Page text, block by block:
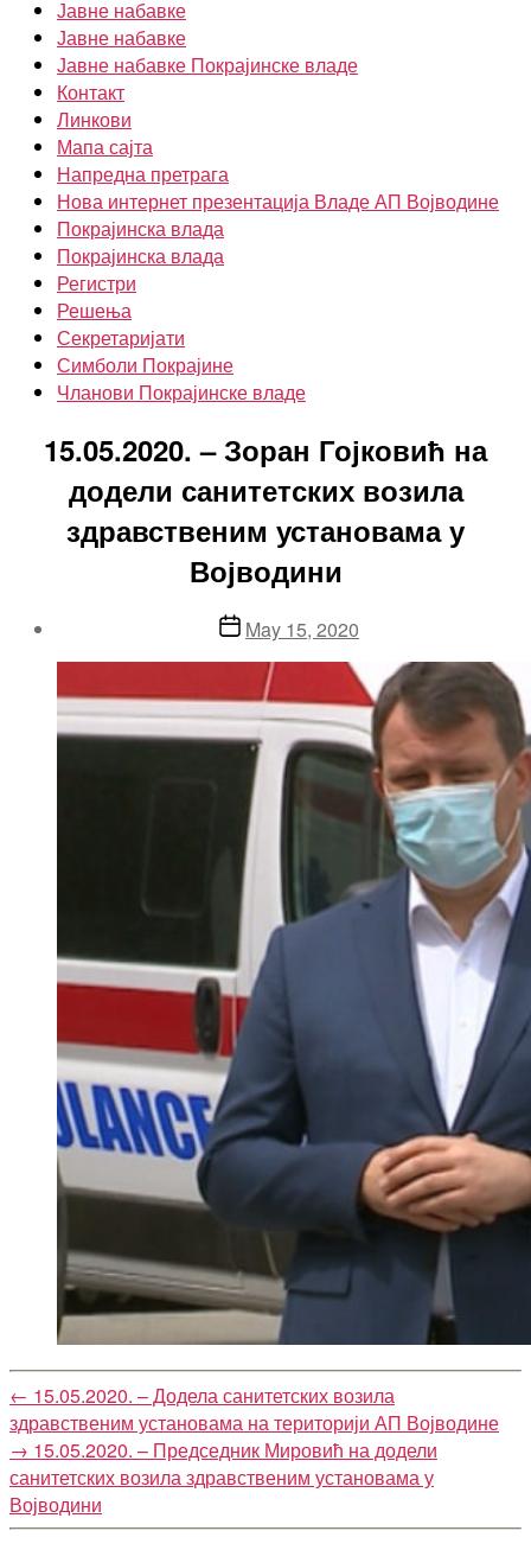
Јавне набавке
Јавне набавке
Јавне набавке Покрајинске владе
Контакт
Линкови
Мапа сајта
Напредна претрага
Нова интернет презентација Владе АП Војводине
Покрајинска влада
Покрајинска влада
Регистри
Решења
Секретаријати
Симболи Покрајине
Чланови Покрајинске владе
15.05.2020. – Зоран Гојковић на
додели санитетских возила
здравственим установама у
Војводини
PostMay 15, 2020
← 15.05.2020. – Додела санитетских возила
здравственим установама на територији АП Војводине
→ 15.05.2020. – Председник Мировић на додели
санитетских возила здравственим установама у
Војводини